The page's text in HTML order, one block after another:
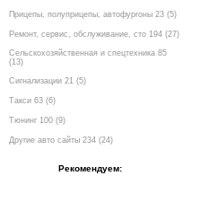
Прицепы, полуприцепы, автофургоны 23 (5)
Ремонт, сервис, обслуживание, сто 194 (27)
Сельскохозяйственная и спецтехника 85
(13)
Сигнализации 21 (5)
Такси 63 (6)
Тюнинг 100 (9)
Другие авто сайты 234 (24)
Рекомендуем: